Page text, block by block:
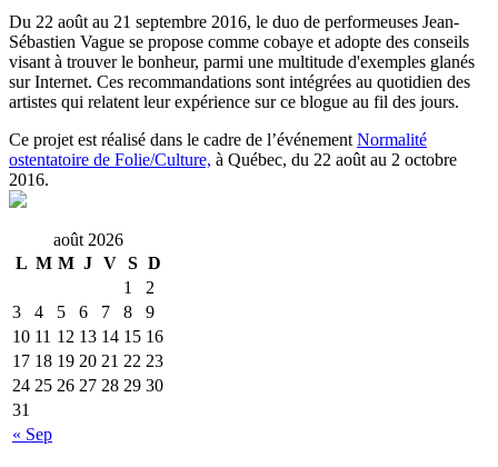
Du 22 août au 21 septembre 2016, le duo de performeuses Jean-
Sébastien Vague se propose comme cobaye et adopte des conseils
visant à trouver le bonheur, parmi une multitude d'exemples glanés
sur Internet. Ces recommandations sont intégrées au quotidien des
artistes qui relatent leur expérience sur ce blogue au fil des jours.
Ce projet est réalisé dans le cadre de l’événement Normalité
ostentatoire de Folie/Culture, à Québec, du 22 août au 2 octobre
2016.
août 2026
L M M J V S D
« Sep
1
2
3
4 5 6 7 8
9
10 11 12 13 14 15 16
17 18 19 20 21 22 23
24 25 26 27 28 29 30
31